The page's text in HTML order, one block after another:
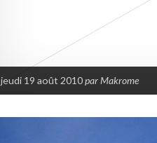
jeudi 19 août 2010par Makrome